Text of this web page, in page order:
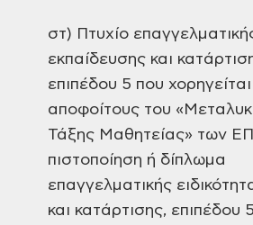
στ) Πτυχίο
εκπαίδευσης και
επιπέδου 5 που
αποφοίτους του
Τάξης Μαθητείας» των
πιστοποίηση ή δίπλωμα
επαγγελματικής
και κατάρτισης, επιπέδου